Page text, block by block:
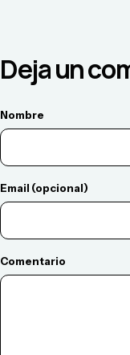
Deja un
Nombre
Email (opcional)
Comentario